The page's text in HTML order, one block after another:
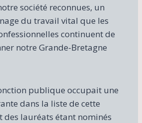
société reconnues, un
du travail vital que les
continuent de
notre Grande-Bretagne
publique occupait une
dans la liste de cette
des lauréats étant nominés